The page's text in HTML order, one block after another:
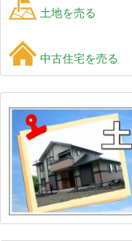
土地を売る
中古住宅を売る